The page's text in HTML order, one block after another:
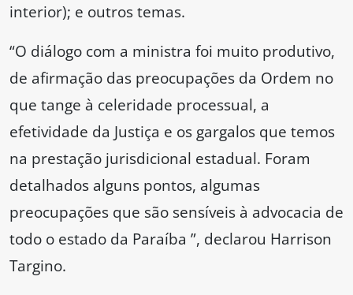
interior); e outros temas.
“O diálogo com a ministra foi muito produtivo,
de afirmação das preocupações da Ordem no
que tange à celeridade processual, a
efetividade da Justiça e os gargalos que temos
na prestação jurisdicional estadual. Foram
detalhados alguns pontos, algumas
preocupações que são sensíveis à advocacia de
todo o estado da Paraíba ”, declarou Harrison
Targino.